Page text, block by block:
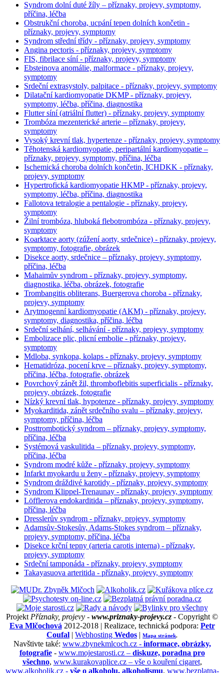
Syndrom dolní duté žíly – příznaky, projevy, symptomy,
příčina, léčba
Obstrukční choroba, ucpání tepen dolních končetin -
příznaky, projevy, symptomy
Syndrom střední třídy - příznaky, projevy, symptomy
Angina pectoris - příznaky, projevy, symptomy
FIS, fibrilace síní - příznaky, projevy, symptomy
Ebsteinova anomálie, malformace - příznaky, projevy,
symptomy
Srdeční extrasystoly, palpitace - příznaky, projevy, symptomy
Dilatační kardiomyopatie DKMP - příznaky, projevy,
symptomy, léčba, příčina, diagnostika
Flutter síní (atriální flutter) - příznaky, projevy, symptomy
Trombóza mezenterické arterie – příznaky, projevy,
symptomy
Vysoký krevní tlak, hypertenze - příznaky, projevy, symptomy
Těhotenská kardiomyopatie, peripartální kardiomyopatie –
příznaky, projevy, symptomy, příčina, léčba
Ischemická choroba dolních končetin, ICHDKK - příznaky,
projevy, symptomy
Hypertrofická kardiomyopatie HKMP - příznaky, projevy,
symptomy, léčba, příčina, diagnostika
Fallotova tetralogie a pentalogie - příznaky, projevy,
symptomy
Žilní trombóza, hluboká flebotrombóza - příznaky, projevy,
symptomy
Koarktace aorty (zúžení aorty, srdečnice) - příznaky, projevy,
symptomy, fotografie, obrázek
Disekce aorty, srdečnice – příznaky, projevy, symptomy,
příčina, léčba
Mahaimův syndrom - příznaky, projevy, symptomy,
diagnostika, léčba, obrázek, fotografie
Trombangitis obliterans, Buergerova choroba - příznaky,
projevy, symptomy
Arytmogenní kardiomyopatie (AKM) - příznaky, projevy,
symptomy, diagnostika, příčina, léčba
Srdeční selhání, selhávání - příznaky, projevy, symptomy
Embolizace plic, plicní embolie - příznaky, projevy,
symptomy
Mdloba, synkopa, kolaps - příznaky, projevy, symptomy
Hematidróza, pocení krve – příznaky, projevy, symptomy,
příčina, léčba, fotografie, obrázek
Povrchový zánět žil, thromboflebitis superficialis - příznaky,
projevy, obrázek, fotografie
Nízký krevní tlak, hypotenze - příznaky, projevy, symptomy
Myokarditida, zánět srdečního svalu – příznaky, projevy,
symptomy, příčina, léčba
Posttrombotický syndrom – příznaky, projevy, symptomy,
příčina, léčba
Systémová vaskulitida – příznaky, projevy, symptomy,
příčina, léčba
Syndrom modré kůže - příznaky, projevy, symptomy
Infarkt myokardu u ženy - příznaky, projevy, symptomy
Syndrom dráždivé karotidy - příznaky, projevy, symptomy
Syndrom Klippel-Trenaunay - příznaky, projevy, symptomy
Löfflerova endokarditida – příznaky, projevy, symptomy,
příčina, léčba
Dresslerův syndrom - příznaky, projevy, symptomy
Adamsův-Stokesův, Adams-Stokes syndrom – příznaky,
projevy, symptomy, příčina, léčba
Disekce krční tepny (arteria carotis interna) - příznaky,
projevy, symptomy
Srdeční tamponáda - příznaky, projevy, symptomy
Takayasuova arteritida - příznaky, projevy, symptomy
ProjektPříznaky, projevy - www.priznaky-projevy.cz - Copyright ©
Eva Mlčochová2012-2018 | Realizace, technická podpora: Petr
Coufal | Webhosting Wedos | Mapa stránek.
Navštivte také: www.zbynekmlcoch.cz - informace, obrázky,
fotografie- www.mojestarosti.cz – diskuze, poradna pro
všechno, www.kurakovaplice.cz – vše o kouření cigaret,
www.alkoholik.cz - vše o alkoholu, alkoholismu, www.bezplatna-